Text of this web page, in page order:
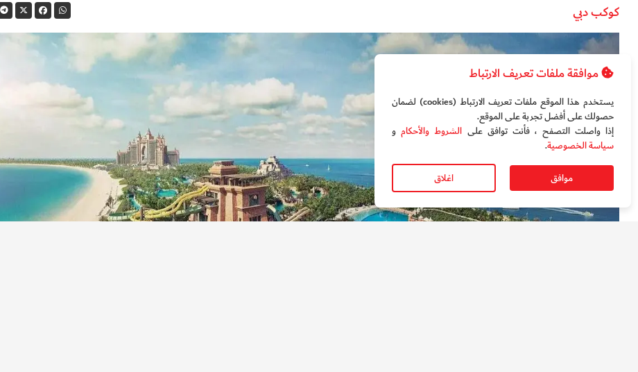
كوكب دبي
موافقة ملفات تعريف الارتباط
يستخدم هذا الموقع ملفات تعريف الارتباط (cookies) لضمان
حصولك على أفضل تجربة على الموقع‏.
إذا واصلت التصفح ، فأنت توافق على الشروط والأحكامو
سياسة الخصوصية.
موافق اغلاق